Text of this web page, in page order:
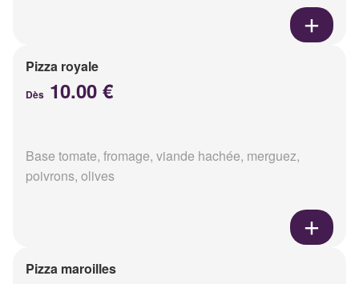
Pizza royale
Dès 10.00 €
Base tomate, fromage, viande hachée, merguez,
poivrons, olives
Pizza maroilles